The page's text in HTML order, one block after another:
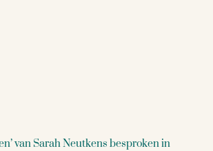
van Sarah Neutkens besproken in